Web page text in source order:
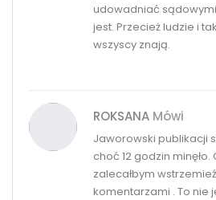
udowadniać
jest. Przecież ludzie i
wszyscy znają.
ROKSANA Mówi
Jaworowski publikacji
choć 12 godzin
zalecałbym
komentarzami . To nie